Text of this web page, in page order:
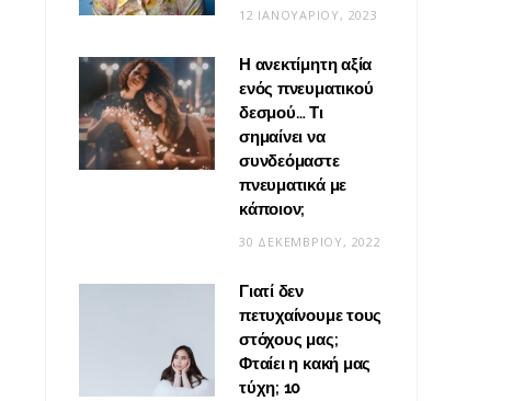
12 ΙΑΝΟΥΑΡΊΟΥ, 2023
Η ανεκτίμητη αξία
ενός πνευματικού
δεσμού… Τι
σημαίνει να
συνδεόμαστε
πνευματικά με
κάποιον;
30 ΔΕΚΕΜΒΡΊΟΥ, 2022
Γιατί δεν
πετυχαίνουμε τους
στόχους μας;
Φταίει η κακή μας
τύχη; 10